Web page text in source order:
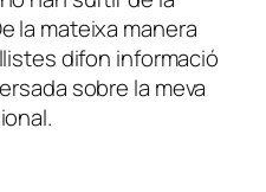
la mateixa manera
difon informació
sobre la meva